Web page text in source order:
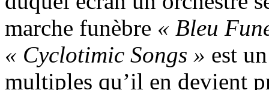
marche funèbre « Bleu
« Cyclotimic Songs » est
multiples qu’il en devient